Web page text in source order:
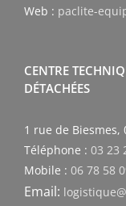
Web : paclite-
CENTRE
DÉTACHÉES
1 rue de Biesmes,
Téléphone : 03 23
Mobile : 06 78 58
Email: